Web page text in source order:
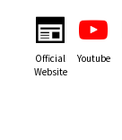
Official
Website
Youtube